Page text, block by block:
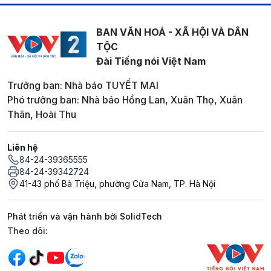
BAN VĂN HOÁ - XÃ HỘI VÀ DÂN
TỘC
Đài Tiếng nói Việt Nam
Trưởng ban: Nhà báo TUYẾT MAI
Phó trưởng ban: Nhà báo Hồng Lan, Xuân Thọ, Xuân
Thân, Hoài Thu
Liên hệ
84-24-39365555
84-24-39342724
41-43 phố Bà Triệu, phường Cửa Nam, TP. Hà Nội
Phát triển và vận hành bởi SolidTech
Mạng xã hội
Theo dõi: